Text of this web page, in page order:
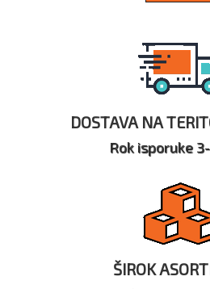
DOSTAVA NA
Rok isporuke
ŠIROK